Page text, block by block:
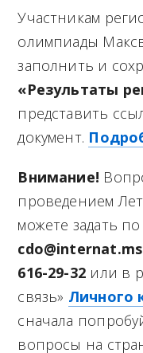
Участникам
олимпиады
заполнить и
«Результаты
представить
документ.
Внимание!
проведением
можете задать
616-29-32 или в
связь» Личного
сначала
вопросы на